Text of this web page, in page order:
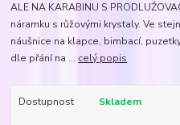
ALE NA KARABINU S
náramku s růžovými krystaly. Ve
náušnice na klapce, bimbací,
dle přání na ... celý popis
Dostupnost Skladem